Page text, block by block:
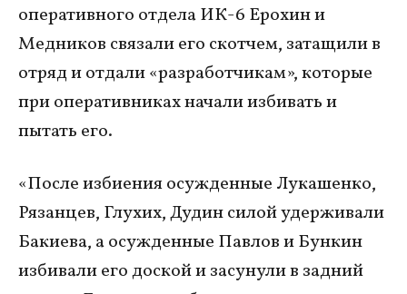
оперативного отдела ИК-6 Ерохин и
Медников связали его скотчем, затащили в
отряд и отдали «разработчикам», которые
при оперативниках начали избивать и
пытать его.
«После избиения осужденные Лукашенко,
Рязанцев, Глухих, Дудин силой удерживали
Бакиева, а осужденные Павлов и Бункин
избивали его доской и засунули в задний